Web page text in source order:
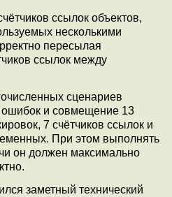
ссылок объектов,
несколькими
пересылая
ссылок между
сценариев
ошибок и совмещение 13
7 счётчиков ссылок и
При этом выполнять
он должен максимально
заметный технический